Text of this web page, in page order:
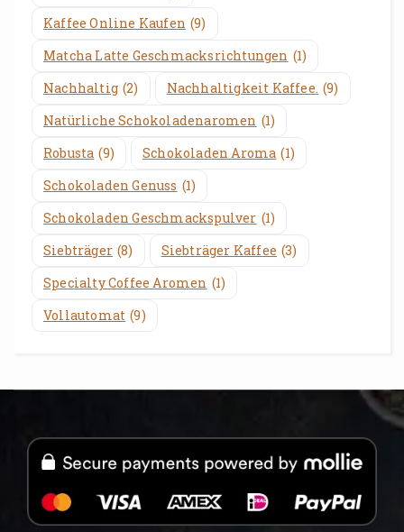
Kaffee Online Kaufen (9)
Matcha Latte Geschmacksrichtungen (1)
Nachhaltig (2) Nachhaltigkeit Kaffee. (9)
Natürliche Schokoladenaromen (1)
Robusta (9) Schokoladen Aroma (1)
Schokoladen Genuss (1)
Schokoladen Geschmackspulver (1)
Siebträger (8) Siebträger Kaffee (3)
Specialty Coffee Aromen (1)
Vollautomat (9)